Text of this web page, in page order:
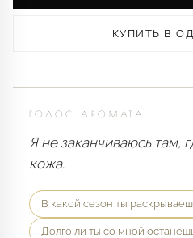
КУПИТЬ В
ГОЛОС АРОМАТА
Я не заканчиваюсь там,
кожа.
В какой сезон ты
Долго ли ты со мной